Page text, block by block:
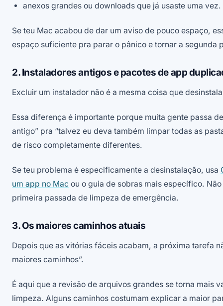
anexos grandes ou downloads que já usaste uma vez.
Se teu Mac acabou de dar um aviso de pouco espaço,
espaço suficiente pra parar o pânico e tornar a segunda
2. Instaladores antigos e pacotes de app
Excluir um instalador não é a mesma coisa que
Essa diferença é importante porque muita gente passa
antigo” pra “talvez eu deva também limpar todas as
de risco completamente diferentes.
Se teu problema é especificamente a desinstalação, usa
um app no Mac ou o guia de sobras mais específico.
primeira passada de limpeza de emergência.
3. Os maiores caminhos atuais
Depois que as vitórias fáceis acabam, a próxima tarefa
maiores caminhos”.
É aqui que a revisão de arquivos grandes se torna mais
limpeza. Alguns caminhos costumam explicar a maior